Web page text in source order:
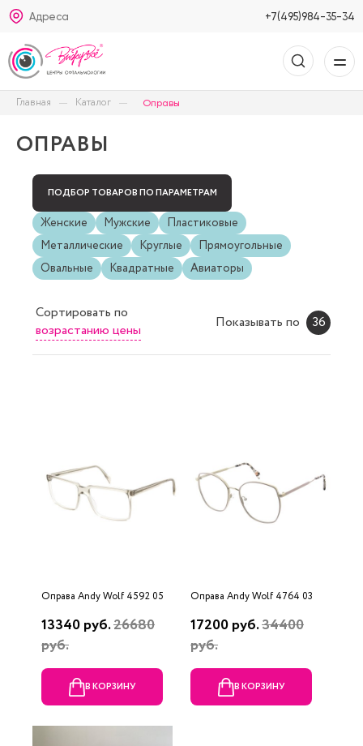
Адреса +7(495)984-35-34
Главная Каталог Оправы
ОПРАВЫ
ПОДБОР ТОВАРОВ ПО ПАРАМЕТРАМ
Женские Мужские
Пластиковые
Металлические
Круглые
Прямоугольные
Овальные
Квадратные Авиаторы
Сортировать по
возрастанию цены
Показывать по 36
Оправа Andy Wolf 4592 05
13340 руб.26680
руб.
В КОРЗИНУ
Оправа Andy Wolf 4764 03
17200 руб.34400
руб.
В КОРЗИНУ